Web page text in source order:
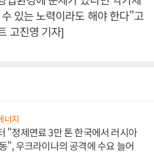
있는 노력이라도 해야 한다”고
고진영 기자]
너지
"정제연료 3만 톤 한국에서 러시아
", 우크라이나의 공격에 수요 늘어